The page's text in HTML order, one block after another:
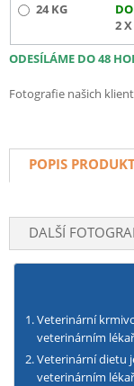
24 KG
2
ODESÍLÁME DO 48
Fotografie našich
POPIS
DALŠÍ
Veterinární
veterinárním
Veterinární dietu
veterinárním